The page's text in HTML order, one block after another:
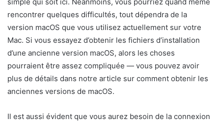
rencontrer quelques difficultés, tout dépendra de la
version macOS que vous utilisez actuellement sur votre
Mac. Si vous essayez d’obtenir les fichiers d’installation
d’une ancienne version macOS, alors les choses
pourraient être assez compliquée — vous pouvez avoir
plus de détails dans notre article sur comment obtenir les
anciennes versions de macOS.
Il est aussi évident que vous aurez besoin de la connexion